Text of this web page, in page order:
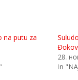
na putu za
28.
In